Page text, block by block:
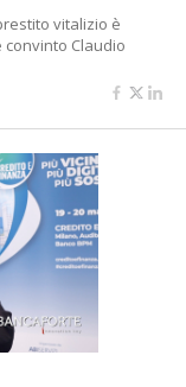
vitalizio è
Claudio